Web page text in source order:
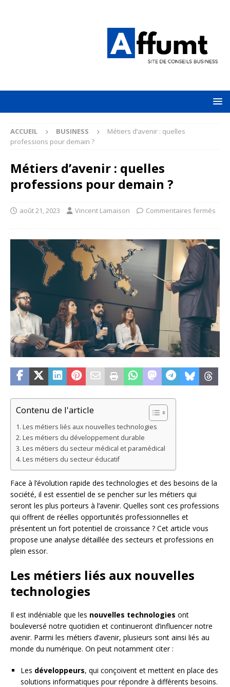
ACCUEIL BUSINESS
Métiers d’avenir : quelles
professions pour demain ?
Métiers d’avenir : quelles
professions pour demain ?
août 21, 2023 Vincent Lamaison Commentaires fermés
Contenu de l'article
Les métiers liés aux nouvelles technologies
Les métiers du développement durable
Les métiers du secteur médical et paramédical
Les métiers du secteur éducatif
Face à l’évolution rapide des technologies et des besoins de la
société, il est essentiel de se pencher sur les métiers qui
seront les plus porteurs à l’avenir. Quelles sont ces professions
qui offrent de réelles opportunités professionnelles et
présentent un fort potentiel de croissance ? Cet article vous
propose une analyse détaillée des secteurs et professions en
plein essor.
Les métiers liés aux nouvelles
technologies
Il est indéniable que les nouvelles technologies ont
bouleversé notre quotidien et continueront d’influencer notre
avenir. Parmi les métiers d’avenir, plusieurs sont ainsi liés au
monde du numérique. On peut notamment citer :
Les développeurs, qui conçoivent et mettent en place des
solutions informatiques pour répondre à différents besoins.